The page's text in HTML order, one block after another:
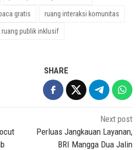
gratis ruang interaksi komunitas
ruang publik inklusif
SHARE
Next post
Perluas Jangkauan Layanan,
BRI Mangga Dua Jalin